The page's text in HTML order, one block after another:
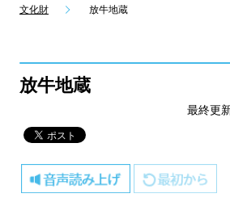
文化財
放牛地蔵
放牛地蔵
最終更